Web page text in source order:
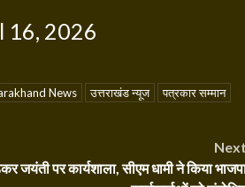
16, 2026
News उत्तराखंड न्यूज
पत्रकार सम्मान
जयंती पर कार्यशाला, सीएम धामी ने किया